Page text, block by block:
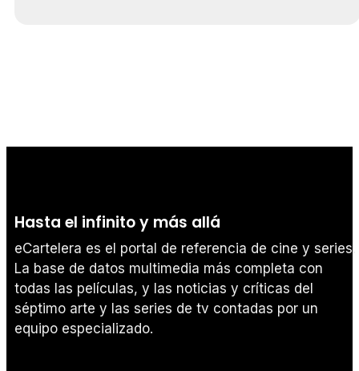
Hasta el infinito y más allá
eCartelera es el portal de referencia de cine y series.
La base de datos multimedia más completa con
todas las películas, y las noticias y críticas del
séptimo arte y las series de tv contadas por un
equipo especializado.